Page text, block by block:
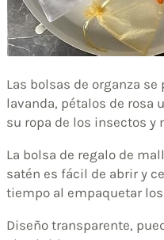
Las bolsas de organza
lavanda, pétalos de rosa
su ropa de los insectos y
La bolsa de regalo de
satén es fácil de abrir y
tiempo al empaquetar
Diseño transparente,